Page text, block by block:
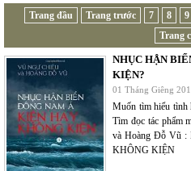
Trang đầu Trang trước 7 8 9
Trang
NHỤC HẬN
KIỆN?
01 Tháng Giêng
Muốn tìm hiểu
Tìm đọc tác phẩm
và Hoàng Đỗ Vũ
KHÔNG KIỆN